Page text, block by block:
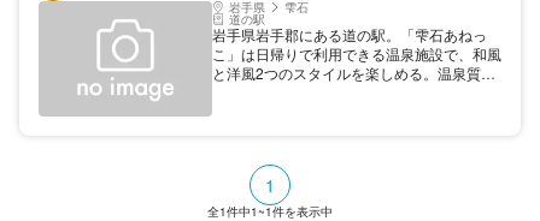
岩手県 雫石
道の駅
岩手県岩手郡にある道の駅。「雫石あねっ
こ」は日帰りで利用できる温泉施設で、和風
と洋風2つのスタイルを楽しめる。温泉質
するほか、食事処やキャンプ場まで設けられ
ている。1
全1件中1~1件を表示中